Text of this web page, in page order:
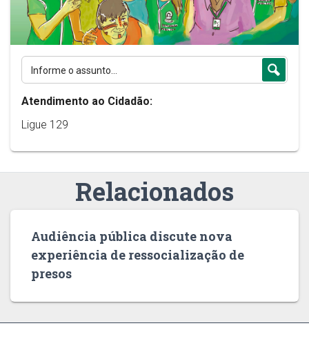
Atendimento ao Cidadão:
Ligue 129
Relacionados
Audiência pública discute nova
experiência de ressocialização de
presos